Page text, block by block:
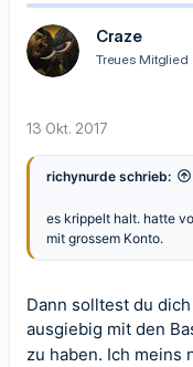
k
t
i
o
n
Craze
Treues Mitglied
13 Okt. 2017
richynurde schrieb:
es krippelt halt. hatte
mit grossem Konto.
Dann solltest du
ausgiebig mit den
zu haben. Ich meins